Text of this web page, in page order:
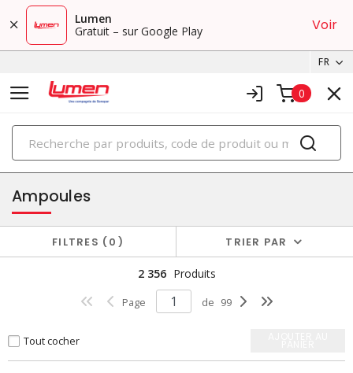
Lumen
Gratuit – sur Google Play
Voir
FR
0
PRODUITS
éclairage
Ampoules
FILTRES 0 TRIER PAR
2 356 Produits
Page de 99
Tout cocher